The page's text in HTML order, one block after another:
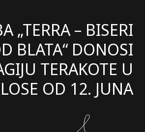
„TERRA – BISERI
BLATA“ DONOSI
TERAKOTE U
OD 12. JUNA